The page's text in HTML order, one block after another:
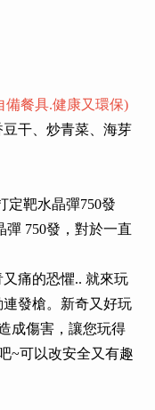
備餐具.健康又環保)
干、炒青菜、海芽
定靶水晶彈750發
750發，對於一直
痛的恐懼.. 就來玩
發槍。新奇又好玩
成傷害，讓您玩得
~可以改安全又有趣